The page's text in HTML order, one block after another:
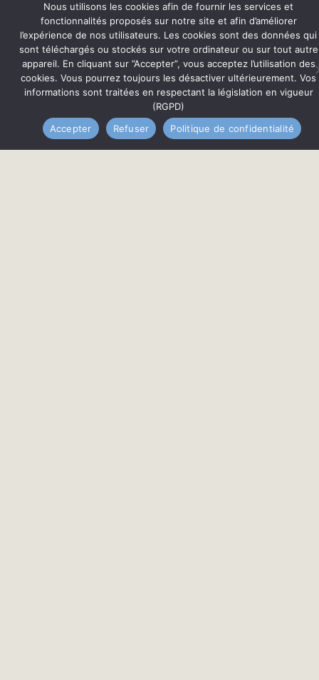
bureaux sont ouverts le mardi, mercredi et
de 9h à 12 h ou sur rendez-vous.
Nous utilisons les cookies afin de fournir les services et
fonctionnalités proposés sur notre site et afin d’améliorer
l’expérience de nos utilisateurs. Les cookies sont des données qui
sont téléchargés ou stockés sur votre ordinateur ou sur tout autre
appareil. En cliquant sur ”Accepter”, vous acceptez l’utilisation des
cookies. Vous pourrez toujours les désactiver ultérieurement. Vos
informations sont traitées en respectant la législation en vigueur
(RGPD)
Accepter
Refuser Politique de confidentialité